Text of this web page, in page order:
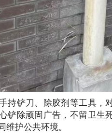
持铲刀、除胶剂等工具，
铲除顽固广告，不留卫生
维护公共环境。